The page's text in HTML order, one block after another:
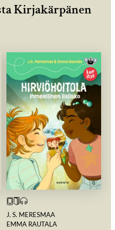
Kirjakärpänen
J. S. MERESMAA
EMMA RAUTALA